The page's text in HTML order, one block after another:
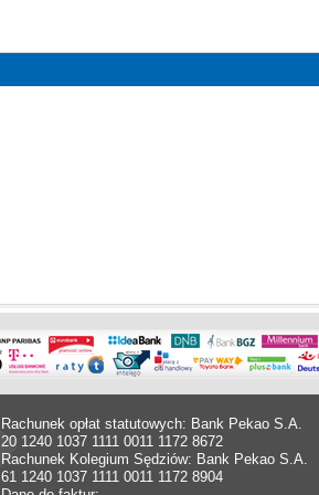
Rachunek opłat statutowych: Bank Pekao S.A.
20 1240 1037 1111 0011 1172 8672
Rachunek Kolegium Sędziów: Bank Pekao S.A.
61 1240 1037 1111 0011 1172 8904